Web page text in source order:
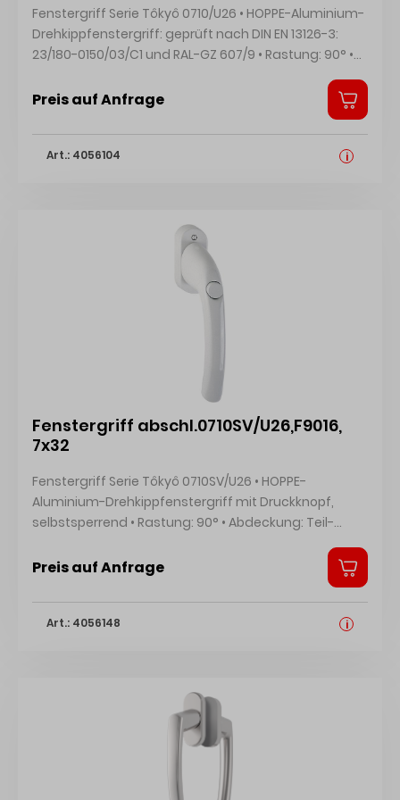
Fenstergriff Serie Tôkyô 0710/U26 • HOPPE-Aluminium-
Drehkippfenstergriff: geprüft nach DIN EN 13126-3:
23/180-0150/03/C1 und RAL-GZ 607/9 • Rastung: 90° •
Kunststoff, Stütznocken • Stift: HOPPE-Vollstift •
Befestigung: verdeckt, für Gewindeschrauben M5
Hersteller: HOPPE AG, Am Plausdorfer Tor 13, 35260
Stadtallendorf, DE, +4964289320, info@hoppe.com
Preis auf Anfrage
Art.: 4056104 i
Fenstergriff abschl.0710SV/U26,F9016,
7x32
Fenstergriff Serie Tôkyô 0710SV/U26 • HOPPE-
Aluminium-Drehkippfenstergriff mit Druckknopf,
selbstsperrend • Rastung: 90° • Abdeckung: Teil-
Stütznocken • Stift: HOPPE-Vollstift • Befestigung:
AG, Am Plausdorfer Tor 13, 35260 Stadtallendorf, DE,
+4964289320, info@hoppe.com
Preis auf Anfrage
Art.: 4056148 i